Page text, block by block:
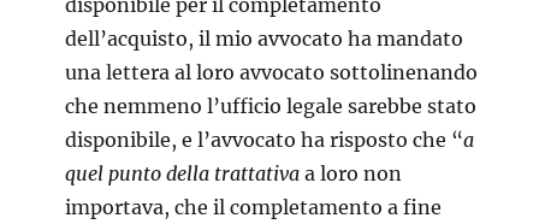
disponibile per il completamento
dell’acquisto, il mio avvocato ha mandato
una lettera al loro avvocato sottolinenando
che nemmeno l’ufficio legale sarebbe stato
disponibile, e l’avvocato ha risposto che “a
quel punto della trattativa a loro non
importava, che il completamento a fine